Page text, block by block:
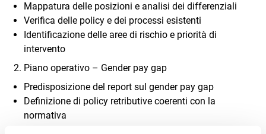
Mappatura delle posizioni e analisi dei differenziali
Verifica delle policy e dei processi esistenti
Identificazione delle aree di rischio e priorità di
intervento
Piano operativo – Gender pay gap
Predisposizione del report sul gender pay gap
Definizione di policy retributive coerenti con la
normativa